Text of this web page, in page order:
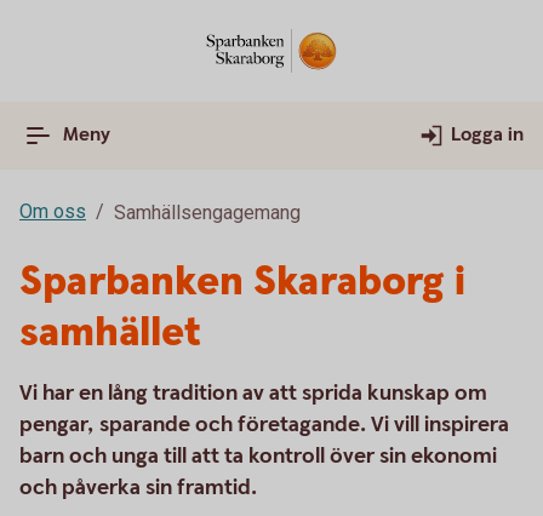
Meny Logga in
Om oss Samhällsengagemang
Sparbanken Skaraborg i
samhället
Vi har en lång tradition av att sprida kunskap om
pengar, sparande och företagande. Vi vill inspirera
barn och unga till att ta kontroll över sin ekonomi
och påverka sin framtid.